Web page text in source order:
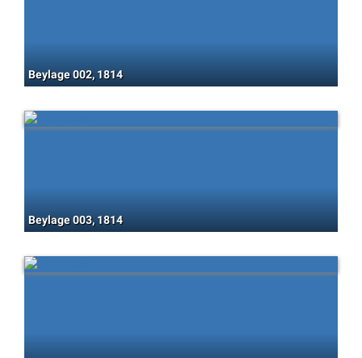
Beylage 002, 1814
Beylage 003, 1814